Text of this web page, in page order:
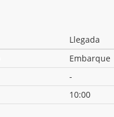
Llegada
Embarque
-
10:00